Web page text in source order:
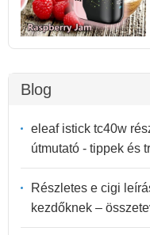
Blog
eleaf istick tc40w
útmutató - tippek és
Részletes e cigi
kezdőknek –